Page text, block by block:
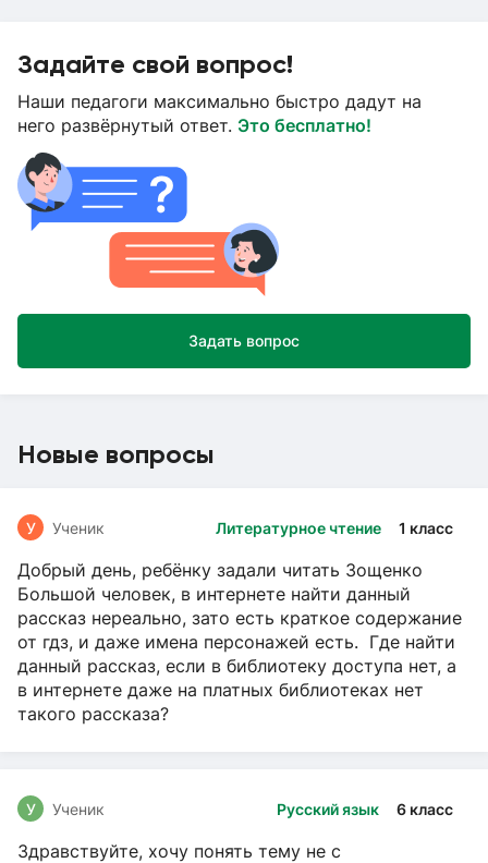
Задайте свой вопрос!
Наши педагоги максимально быстро дадут на
него развёрнутый ответ. Это бесплатно!
Задать вопрос
Новые вопросы
Литературное чтение 1 класс
У Ученик
Добрый день, ребёнку задали читать Зощенко
Большой человек, в интернете найти данный
рассказ нереально, зато есть краткое содержание
от гдз, и даже имена персонажей есть. Где найти
данный рассказ, если в библиотеку доступа нет, а
в интернете даже на платных библиотеках нет
такого рассказа?
Русский язык 6 класс
У Ученик
Здравствуйте, хочу понять тему не с